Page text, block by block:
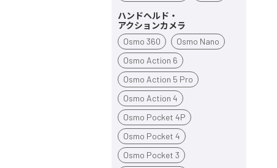
ハンドヘルド・
アクションカメラ
Osmo 360
Osmo Nano
Osmo Action 6
Osmo Action 5 Pro
Osmo Action 4
Osmo Pocket 4P
Osmo Pocket 4
Osmo Pocket 3